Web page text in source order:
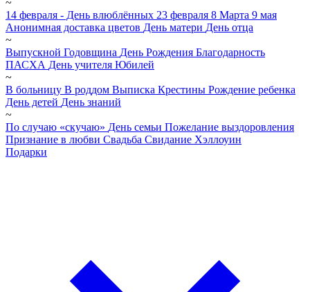
~
14 февраля - День влюблённых 23 февраля 8 Марта 9 мая
Анонимная доставка цветов День матери День отца
~
Выпускной Годовщина День Рождения Благодарность
ПАСХА День учителя Юбилей
~
В больницу В роддом Выписка Крестины Рождение ребенка
День детей День знаний
~
По случаю «скучаю» День семьи Пожелание выздоровления
Признание в любви Свадьба Свидание Хэллоуин
Подарки